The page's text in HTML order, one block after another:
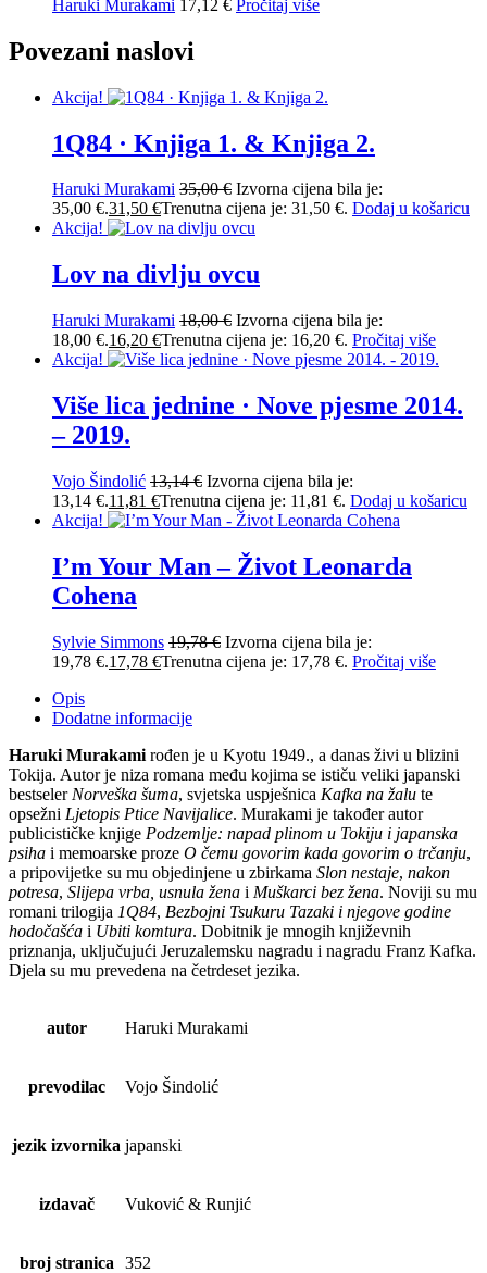
Haruki Murakami 17,12 € Pročitaj više
Povezani naslovi
Akcija!
1Q84 · Knjiga 1. & Knjiga 2.
Haruki Murakami 35,00€ Izvorna cijena bila je:
35,00 €.31,50 €Trenutna cijena je: 31,50 €. Dodaj u košaricu
Akcija!
Lov na divlju ovcu
Haruki Murakami 18,00€ Izvorna cijena bila je:
18,00 €.16,20 €Trenutna cijena je: 16,20 €. Pročitaj više
Akcija!
Više lica jednine · Nove pjesme 2014.
– 2019.
Vojo Šindolić 13,14€ Izvorna cijena bila je:
13,14 €.11,81 €Trenutna cijena je: 11,81 €. Dodaj u košaricu
Akcija!
I’m Your Man – Život Leonarda
Cohena
Sylvie Simmons 19,78€ Izvorna cijena bila je:
19,78 €.17,78 €Trenutna cijena je: 17,78 €. Pročitaj više
Opis
Dodatne informacije
Haruki Murakami rođen je u Kyotu 1949., a danas živi u blizini
Tokija. Autor je niza romana među kojima se ističu veliki japanski
bestseler Norveška šuma, svjetska uspješnica Kafka na žalu te
opsežni Ljetopis Ptice Navijalice. Murakami je također autor
publicističke knjige Podzemlje: napad plinom u Tokiju i japanska
psiha i memoarske proze O čemu govorim kada govorim o trčanju,
a pripovijetke su mu objedinjene u zbirkama Slon nestaje, nakon
potresa, Slijepa vrba, usnula žena i Muškarci bez žena. Noviji su mu
romani trilogija 1Q84, Bezbojni Tsukuru Tazaki i njegove godine
hodočašća i Ubiti komtura. Dobitnik je mnogih književnih
priznanja, uključujući Jeruzalemsku nagradu i nagradu Franz Kafka.
Djela su mu prevedena na četrdeset jezika.
autor Haruki Murakami
prevodilac Vojo Šindolić
jezik izvornika japanski
izdavač Vuković & Runjić
broj stranica 352